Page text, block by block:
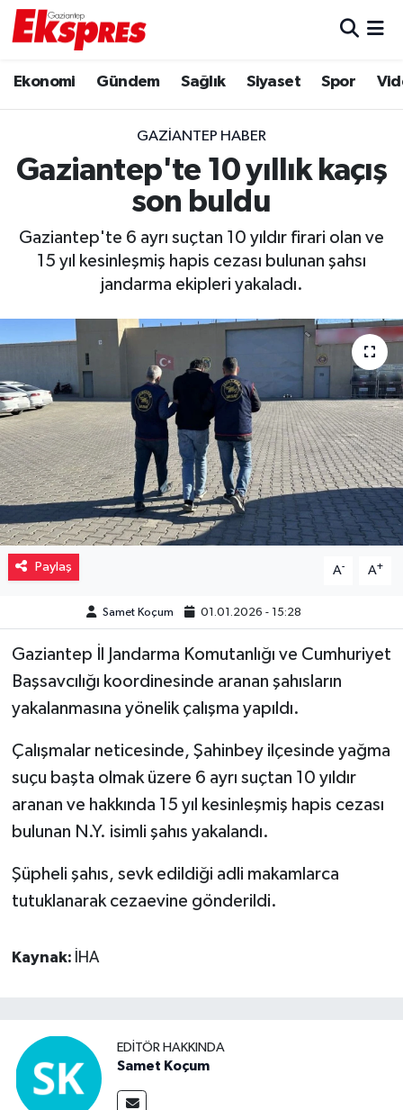
Ekonomi Gündem Sağlık Siyaset Spor
GAZIANTEP HABER
Gaziantep'te 10 yıllık kaçış
son buldu
Gaziantep'te 6 ayrı suçtan 10 yıldır firari olan ve
15 yıl kesinleşmiş hapis cezası bulunan şahsı
jandarma ekipleri yakaladı.
Paylaş A- A+
Samet Koçum 01.01.2026 - 15:28
Gaziantep İl Jandarma Komutanlığı ve Cumhuriyet
Başsavcılığı koordinesinde aranan şahısların
yakalanmasına yönelik çalışma yapıldı.
Çalışmalar neticesinde, Şahinbey ilçesinde yağma
suçu başta olmak üzere 6 ayrı suçtan 10 yıldır
aranan ve hakkında 15 yıl kesinleşmiş hapis cezası
bulunan N.Y. isimli şahıs yakalandı.
Şüpheli şahıs, sevk edildiği adli makamlarca
tutuklanarak cezaevine gönderildi.
Kaynak: İHA
EDITÖR HAKKINDA
Samet Koçum
Ekonomi
Gaziantep son dakika
Gündem
Haberler
Kültür Sanat
Magazin
Müzik
Piyasa
Resmi İlanlar
Sağlık
Sinemalar
Siyaset
Spor
Teknoloji
Türkiye
Yaşam
Trafik Durumu
Puan Durumu ve Fikstür
Tüm Manşetler
Son Dakika Haberleri
Haber Arşivi